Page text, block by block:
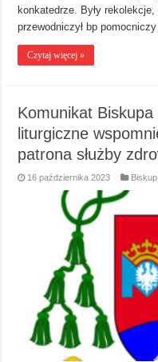
konkatedrze. Były
przewodniczył bp pomocniczy
Czytaj więcej »
Komunikat
liturgiczne
patrona służby
16 października 2023